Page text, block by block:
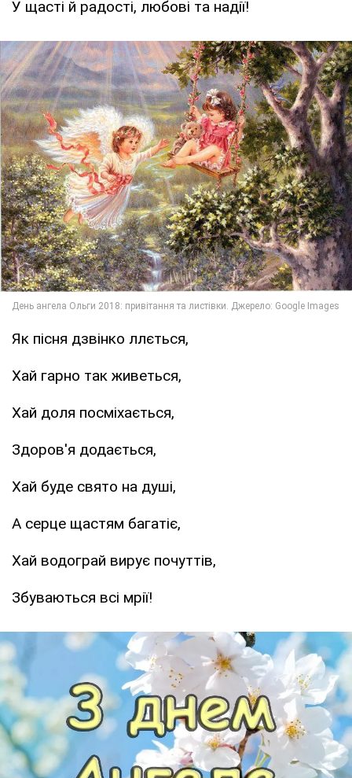
У щасті й радості, любові та надії!
Як пісня дзвінко ллється,
Хай гарно так живеться,
Хай доля посміхається,
Здоров'я додається,
Хай буде свято на душі,
А серце щастям багатіє,
Хай водограй вирує почуттів,
Збуваються всі мрії!